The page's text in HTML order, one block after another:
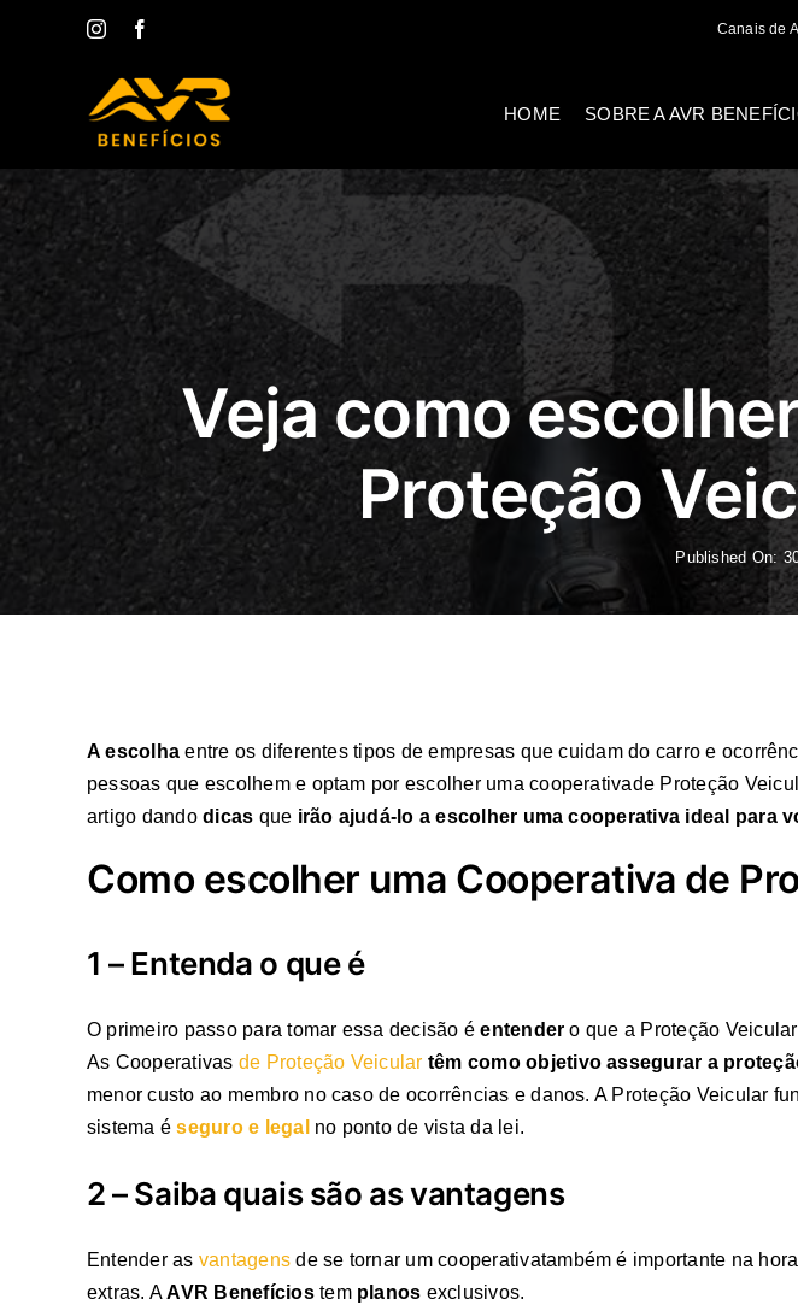
Instagram Canais de
HOME SOBRE A AVR
Veja como
Proteção
Published On:
A escolha entre os diferentes tipos de empresas que cuidam do carro e
pessoas que escolhem e optam por escolher uma cooperativade Proteção
artigo dandodicas que irão ajudá-lo a escolher uma cooperativa ideal para
Como escolher uma Cooperativa de
1 – Entenda o que é
O primeiro passo para tomar essa decisão éentender o que a Proteção
As Cooperativas de Proteção Veicular têm como objetivo assegurar a
menor custo ao membro no caso de ocorrências e danos. A Proteção Veicular
sistema éseguro e legal no ponto de vista da lei.
2 – Saiba quais são as vantagens
Entender as vantagens de se tornar um cooperativatambém é importante na
extras. AAVR Benefíciostem planos exclusivos.